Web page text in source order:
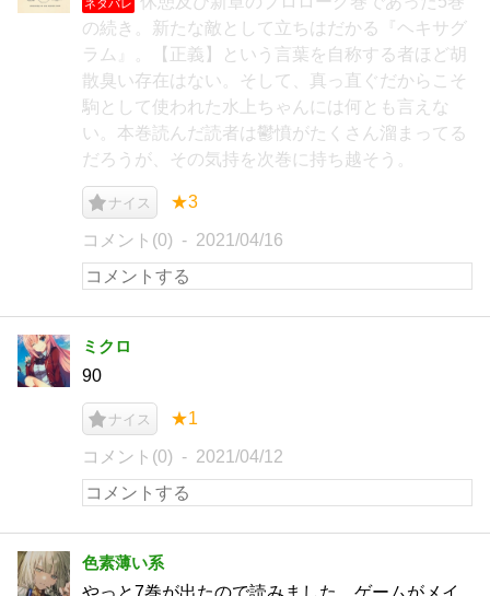
ネタバレ
の続き。新たな敵として立ちはだかる『ヘキサグ
ラム』。【正義】という言葉を自称する者ほど胡
散臭い存在はない。そして、真っ直ぐだからこそ
駒として使われた水上ちゃんには何とも言えな
い。本巻読んだ読者は鬱憤がたくさん溜まってる
だろうが、その気持を次巻に持ち越そう。
ナイス ★3
コメント(0) 2021/04/16
ミクロ
90
ナイス ★1
コメント(0) 2021/04/12
色素薄い系
やっと7巻が出たので読みました。ゲームがメイ